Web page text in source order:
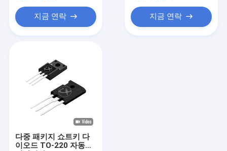
저전압 MOSFET
빠른 회복 다이오드
낮은 VF Schottky
고전력 반도체
실리콘 카바이드 MOSFET
지금 연락 지금 연락
다중 패키지 쇼트키 다
이오드 TO-220 자동차